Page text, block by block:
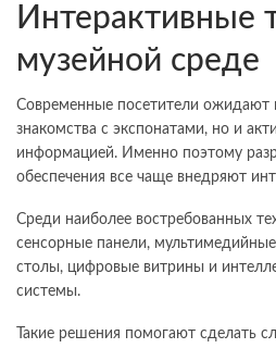
Интерактивные
музейной среде
Современные посетители ожидают
знакомства с экспонатами, но и
информацией. Именно поэтому
обеспечения все чаще внедряют
Среди наиболее востребованных
сенсорные панели,
столы, цифровые витрины и
системы.
Такие решения помогают сделать